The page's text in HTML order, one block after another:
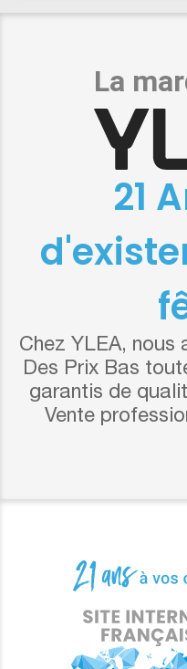
21
Chez YLEA, nous
Des Prix Bas
garantis de
Vente